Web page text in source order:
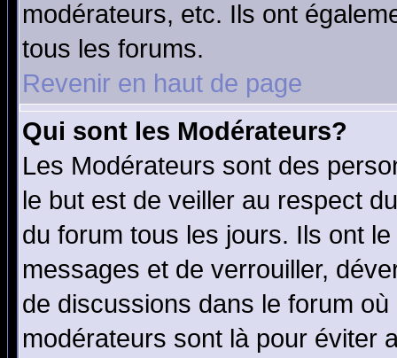
modérateurs, etc. Ils ont
tous les forums.
Revenir en haut de page
Qui sont les Modérateurs?
Les Modérateurs sont des
le but est de veiller au respect
du forum tous les jours. Ils ont
messages et de verrouiller,
de discussions dans le forum
modérateurs sont là pour éviter